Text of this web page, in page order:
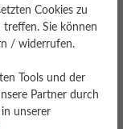
Cookies zu
treffen. Sie können
/ widerrufen.
Tools und der
Partner durch
unserer